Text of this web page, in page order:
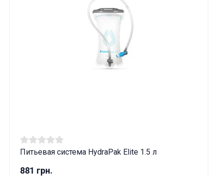
Питьевая система HydraPak Elite 1.5 л
881 грн.